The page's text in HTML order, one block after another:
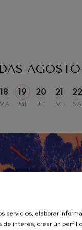
AGOSTO
18 19
MI
20
JU
21
VI
22
SA
servicios, elaborar
de interés, crear un perfil